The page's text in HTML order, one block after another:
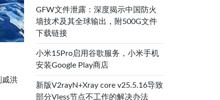
戚洪
GFW文件泄露：深度揭示中国防火
墙技术及其全球输出，附500G文件
下载链接
小米15Pro启用谷歌服务，小米手机
安装Google Play商店
新版V2rayN+Xray core v25.5.16导致
部分Vless节点不工作的解决办法